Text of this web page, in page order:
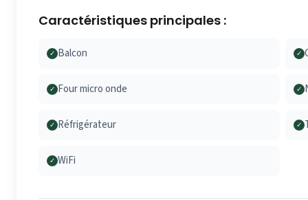
Caractéristiques principales :
✓ Balcon ✓
✓ Four micro onde ✓
✓ Réfrigérateur ✓
✓ WiFi